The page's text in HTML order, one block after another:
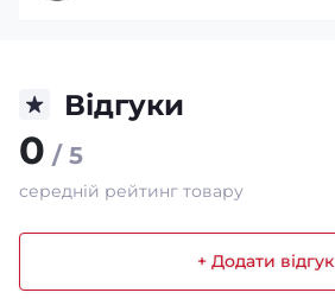
Відгуки
0 / 5
середній рейтинг товару
+ Додати відгук